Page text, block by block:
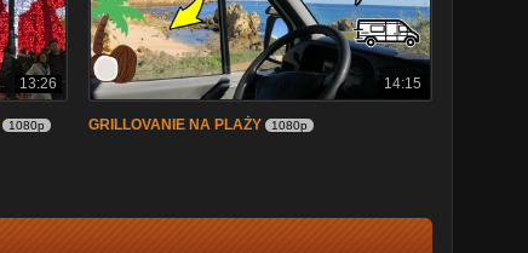
13:26
1080p
14:15
GRILLOVANIE NA PLAŻY 1080p